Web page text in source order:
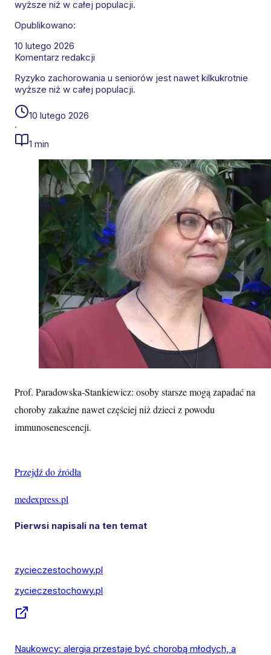
wyższe niż w całej populacji.
Opublikowano:
10 lutego 2026
Komentarz redakcji
Ryzyko zachorowania u seniorów jest nawet kilkukrotnie
wyższe niż w całej populacji.
10 lutego 2026
·
1 min
Prof. Paradowska-Stankiewicz: osoby starsze mogą zapadać na
choroby zakaźne nawet częściej niż dzieci z powodu
immunosenescencji.
Przejdź do źródła
medexpress.pl
Pierwsi napisali na ten temat
zycieczestochowy.pl
zycieczestochowy.pl
Naukowcy: alergia przestaje być chorobą młodych, a